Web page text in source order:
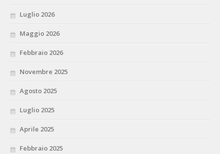
Luglio 2026
Maggio 2026
Febbraio 2026
Novembre 2025
Agosto 2025
Luglio 2025
Aprile 2025
Febbraio 2025